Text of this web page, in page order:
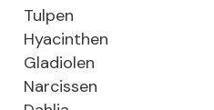
Tulpen
Hyacinthen
Gladiolen
Narcissen